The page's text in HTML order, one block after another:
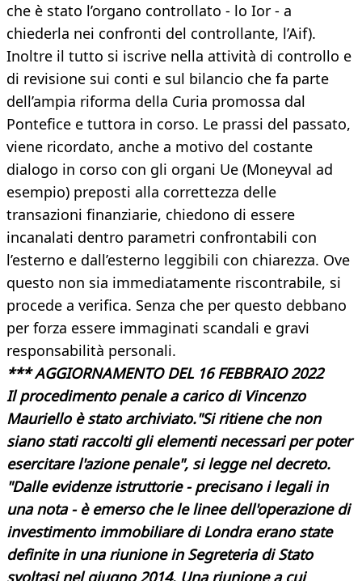
che è stato l’organo controllato - lo Ior - a
chiederla nei confronti del controllante, l’Aif).
Inoltre il tutto si iscrive nella attività di controllo e
di revisione sui conti e sul bilancio che fa parte
dell’ampia riforma della Curia promossa dal
Pontefice e tuttora in corso. Le prassi del passato,
viene ricordato, anche a motivo del costante
dialogo in corso con gli organi Ue (Moneyval ad
esempio) preposti alla correttezza delle
transazioni finanziarie, chiedono di essere
incanalati dentro parametri confrontabili con
l’esterno e dall’esterno leggibili con chiarezza. Ove
questo non sia immediatamente riscontrabile, si
procede a verifica. Senza che per questo debbano
per forza essere immaginati scandali e gravi
responsabilità personali.
*** AGGIORNAMENTO DEL 16 FEBBRAIO 2022
Il procedimento penale a carico di Vincenzo
Mauriello è stato archiviato."Si ritiene che non
siano stati raccolti gli elementi necessari per poter
esercitare l'azione penale", si legge nel decreto.
"Dalle evidenze istruttorie - precisano i legali in
una nota - è emerso che le linee dell'operazione di
investimento immobiliare di Londra erano state
definite in una riunione in Segreteria di Stato
svoltasi nel giugno 2014. Una riunione a cui